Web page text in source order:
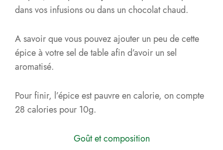
dans vos infusions ou dans un chocolat chaud.
A savoir que vous pouvez ajouter un peu de cette
épice à votre sel de table afin d’avoir un sel
aromatisé.
Pour finir, l’épice est pauvre en calorie, on compte
28 calories pour 10g.
Goût et composition